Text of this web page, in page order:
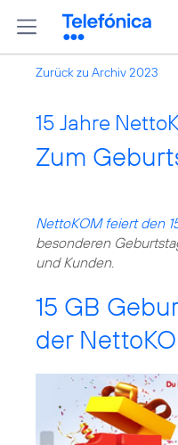
Zurück zu Archiv 2023
15 Jahre
Zum
NettoKOM feiert den
besonderen
und Kunden.
15 GB
der